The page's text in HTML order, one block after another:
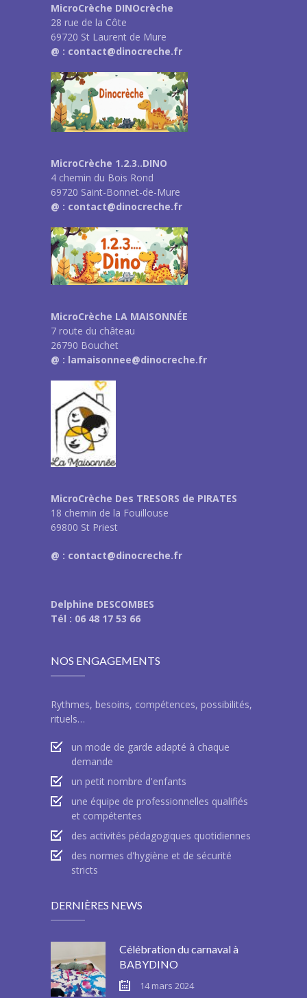
MicroCrèche DINOcrèche
28 rue de la Côte
69720 St Laurent de Mure
@ : contact@dinocreche.fr
MicroCrèche 1.2.3..DINO
4 chemin du Bois Rond
69720 Saint-Bonnet-de-Mure
@ : contact@dinocreche.fr
MicroCrèche LA MAISONNÉE
7 route du château
26790 Bouchet
@ : lamaisonnee@dinocreche.fr
MicroCrèche Des TRESORS de PIRATES
18 chemin de la Fouillouse
69800 St Priest
@ : contact@dinocreche.fr
Delphine DESCOMBES
Tél : 06 48 17 53 66
NOS ENGAGEMENTS
Rythmes, besoins, compétences, possibilités,
rituels…
un mode de garde adapté à chaque
demande
un petit nombre d'enfants
une équipe de professionnelles qualifiés
et compétentes
des activités pédagogiques quotidiennes
des normes d'hygiène et de sécurité
stricts
DERNIÈRES NEWS
Célébration du carnaval à
BABYDINO
14 mars 2024